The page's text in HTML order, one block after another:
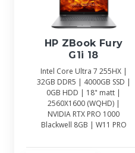
HP ZBook Fury
G1i 18
Intel Core Ultra 7 255HX |
32GB DDR5 | 4000GB SSD |
0GB HDD | 18" matt |
2560X1600 (WQHD) |
NVIDIA RTX PRO 1000
Blackwell 8GB | W11 PRO